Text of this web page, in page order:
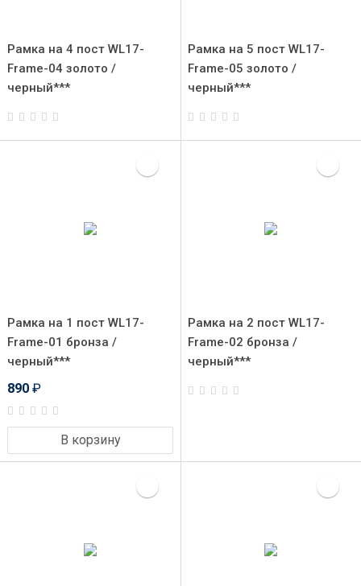
Рамка на 4 пост WL17-
Frame-04 золото /
черный***
Рамка на 5 пост WL17-
Frame-05 золото /
черный***
Рамка на 1 пост WL17-
Frame-01 бронза /
черный***
890 ₽
В корзину
Рамка на 2 пост WL17-
Frame-02 бронза /
черный***